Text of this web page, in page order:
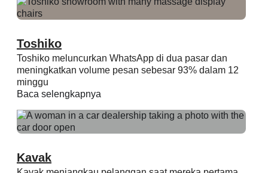
Toshiko
Toshiko meluncurkan WhatsApp di dua pasar dan
meningkatkan volume pesan sebesar 93% dalam 12
minggu
Baca selengkapnya
Kavak